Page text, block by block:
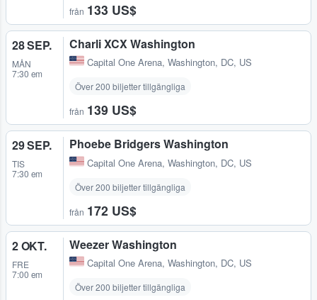
från 133 US$
28 SEP.
MÅN
7:30 em
Charli XCX Washington
Capital One Arena, Washington, DC, US
Över 200 biljetter tillgängliga
från 139 US$
29 SEP.
TIS
7:30 em
Phoebe Bridgers Washington
Capital One Arena, Washington, DC, US
Över 200 biljetter tillgängliga
från 172 US$
2 OKT.
FRE
7:00 em
Weezer Washington
Capital One Arena, Washington, DC, US
Över 200 biljetter tillgängliga